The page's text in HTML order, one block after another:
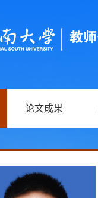
论文成果